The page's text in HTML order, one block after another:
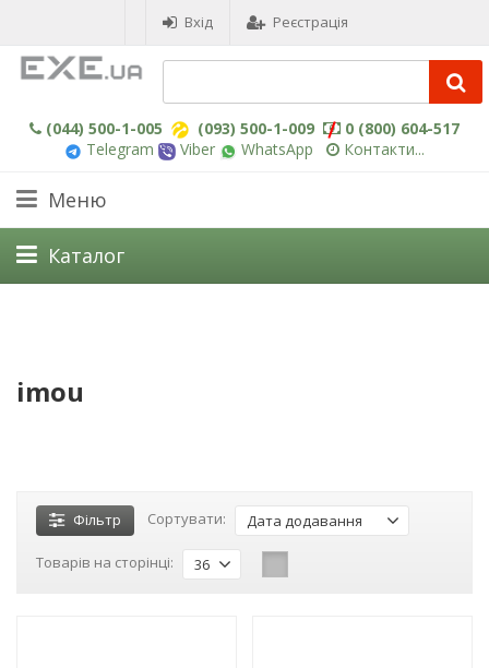
Вхід Реєстрація
(044) 500-1-005 (093) 500-1-009
0 (800) 604-517
Telegram
Viber WhatsApp Контакти...
Меню
Каталог
imou
Фільтр Сортувати: Дата додавання
Товарів на сторінці: 36